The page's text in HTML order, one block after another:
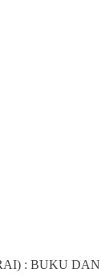
: BUKU